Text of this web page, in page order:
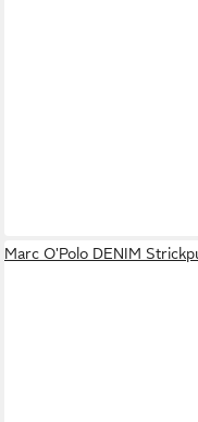
Marc O'Polo DENIM